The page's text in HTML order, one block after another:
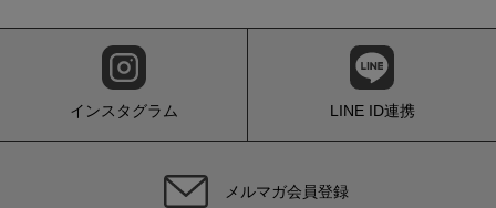
インスタグラム LINE ID連携
メルマガ会員登録